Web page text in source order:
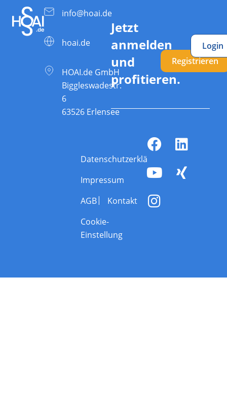
info@hoai.de
hoai.de
HOAI.de GmbH
Biggleswadestr.
6
63526 Erlensee
Jetzt
anmelden
und
profitieren.
Registrieren
Login
Datenschutzerklärung
Impressum
AGB
Kontakt
Cookie-
Einstellung